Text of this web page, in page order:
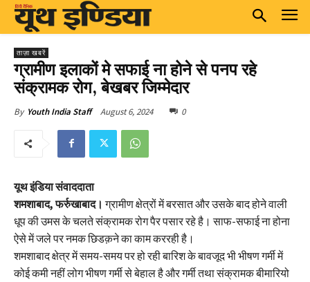
ताज़ा खबरें
ग्रामीण इलाकों मे सफाई ना होने से पनप रहे
संक्रामक रोग, बेखबर जिम्मेदार
By Youth India Staff August 6, 2024 0
यूथ इंडिया संवाददाता
शमशाबाद, फर्रुखाबाद। ग्रामीण क्षेत्रों में बरसात और उसके बाद होने वाली
धूप की उमस के चलते संक्रामक रोग पैर पसार रहे है। साफ-सफाई ना होना
ऐसे में जले पर नमक छिडक़ने का काम कररही है।
शमशाबाद क्षेत्र में समय-समय पर हो रही बारिश के बावजूद भी भीषण गर्मी में
कोई कमी नहीं लोग भीषण गर्मी से बेहाल है और गर्मी तथा संक्रामक बीमारियो